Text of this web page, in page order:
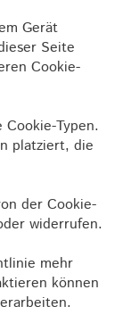
Gerät
Seite
Cookie-
Typen.
platziert, die
der Cookie-
widerrufen.
mehr
können